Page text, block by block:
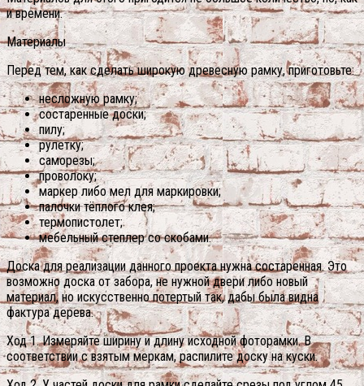
и времени.
Материалы
Перед тем, как сделать широкую древесную рамку, приготовьте:
несложную рамку;
состаренные доски;
пилу;
рулетку;
саморезы;
проволоку;
маркер либо мел для маркировки;
палочки тёплого клея;
термопистолет;
мебельный степлер со скобами.
Доска для реализации данного проекта нужна состаренная. Это
возможно доска от забора, не нужной двери либо новый
материал, но искусственно потертый так, дабы была видна
фактура дерева.
Ход 1. Измеряйте ширину и длину исходной фоторамки. В
соответствии с взятым меркам, распилите доску на куски.